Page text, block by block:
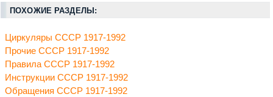
ПОХОЖИЕ РАЗДЕЛЫ:
Циркуляры СССР 1917-1992
Прочие СССР 1917-1992
Правила СССР 1917-1992
Инструкции СССР 1917-1992
Обращения СССР 1917-1992